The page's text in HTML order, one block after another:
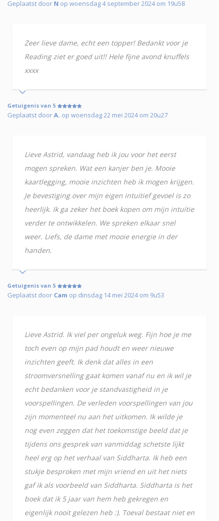
Geplaatst door N op woensdag 4 september 2024 om 19u58
Zeer lieve dame, echt een topper! Bedankt voor je
Reading ziet er goed uit!! Hele fijne avond knuffels
xxxx
Getuigenis van 5
Geplaatst doorA. op woensdag 22 mei 2024 om 20u27
Lieve Astrid, vandaag heb ik jou voor het eerst
mogen spreken. Wat een kanjer ben je. Mooie
kaartlegging, mooie inzichten heb ik mogen krijgen.
Je bevestiging over mijn eigen intuitief gevoel is zo
heerlijk. Ik ga zeker het boek kopen om mijn intuïtie
verder te ontwikkelen. We spreken elkaar snel
weer. Liefs, de dame met mooie energie in der
handen.
Getuigenis van 5
Geplaatst door Cam op dinsdag 14 mei 2024 om 9u53
Lieve Astrid. Ik viel per ongeluk weg. Fijn hoe je me
toch even op mijn pad houdt en weer nieuwe
inzichten geeft. Ik denk dat alles in een
stroomversnelling gaat komen vanaf nu en ik wil je
echt bedanken voor je standvastigheid in je
voorspellingen. De verleden voorspellingen van jou
zijn momenteel nu aan het uitkomen. Ik wilde je
nog even zeggen dat het toekomstige beeld dat je
tijdens ons gesprek van vanmiddag schetste lijkt
heel erg op het verhaal van Siddharta. Ik heb een
stukje besproken met mijn vriend en uit het niets
gaf ik als voorbeeld van Siddharta. Siddharta is het
boek dat ik 5 jaar van hem heb gekregen en
eigenlijk nooit gelezen heb :). Toeval bestaat niet en